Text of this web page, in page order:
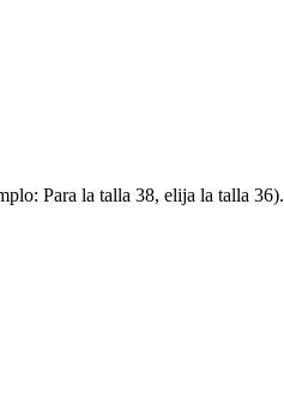
Para la talla 38, elija la talla 36).